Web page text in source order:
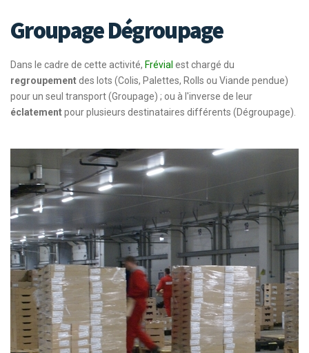
Groupage Dégroupage
Dans le cadre de cette activité, Frévial est chargé du
regroupementdes lots (Colis, Palettes, Rolls ou Viande pendue)
pour un seul transport (Groupage) ; ou à l'inverse de leur
éclatementpour plusieurs destinataires différents (Dégroupage).